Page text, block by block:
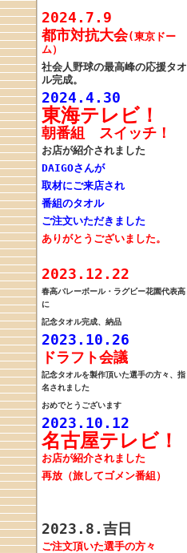
2024.7.9
都市対抗大会(東京ドー
ム）
社会人野球の最高峰の応援タオ
ル完成。
2024.4.30
東海テレビ！
朝番組 スイッチ！
お店が紹介されました
DAIGOさんが
取材にご来店され
番組のタオル
ご注文いただきました
ありがとうございました。
2023.12.22
春高バレーボール・ ラグビー花園代表高
に
記念タオル完成、納品
2023.10.26
ドラフト会議
記念タオルを製作頂いた選手の方々、指
名されました
おめでとうございます
2023.10.12
名古屋テレビ！
お店が紹介されました
再放（旅してゴメン番組）
2023.8.吉日
ご注文頂いた選手の方々